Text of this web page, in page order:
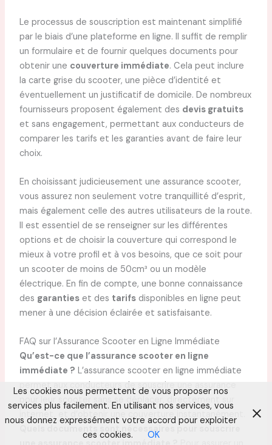
Le processus de souscription est maintenant simplifié
par le biais d’une plateforme en ligne. Il suffit de remplir
un formulaire et de fournir quelques documents pour
obtenir une couverture immédiate. Cela peut inclure
la carte grise du scooter, une pièce d’identité et
éventuellement un justificatif de domicile. De nombreux
fournisseurs proposent également des devis gratuits
et sans engagement, permettant aux conducteurs de
comparer les tarifs et les garanties avant de faire leur
choix.
En choisissant judicieusement une assurance scooter,
vous assurez non seulement votre tranquillité d’esprit,
mais également celle des autres utilisateurs de la route.
Il est essentiel de se renseigner sur les différentes
options et de choisir la couverture qui correspond le
mieux à votre profil et à vos besoins, que ce soit pour
un scooter de moins de 50cm³ ou un modèle
électrique. En fin de compte, une bonne connaissance
des garantieset des tarifsdisponibles en ligne peut
mener à une décision éclairée et satisfaisante.
FAQ sur l’Assurance Scooter en Ligne Immédiate
Qu’est-ce que l’assurance scooter en ligne
immédiate ? L’assurance scooter en ligne immédiate
permet aux conducteurs de souscrire une assurance
pour leur scooter sans se déplacer, directement sur
internet, et d’obtenir une couverture instantanément.
Quels documents sont nécessaires pour souscrire
Les cookies nous permettent de vous proposer nos
services plus facilement. En utilisant nos services, vous
nous donnez expressément votre accord pour exploiter
ces cookies.
OK